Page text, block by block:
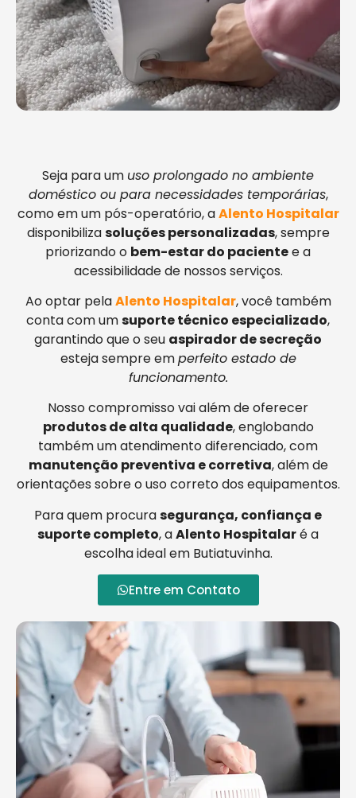
Seja para um uso prolongado no ambiente
doméstico ou para necessidades temporárias,
como em um pós-operatório, aAlento Hospitalar
disponibilizasoluções personalizadas, sempre
priorizando o bem-estar do pacientee a
acessibilidade de nossos serviços.
Ao optar pelaAlento Hospitalar, você também
conta com umsuporte técnico especializado,
garantindo que o seu aspirador de secreção
esteja sempre emperfeito estado de
funcionamento.
Nosso compromisso vai além de oferecer
produtos de alta qualidade, englobando
também um atendimento diferenciado, com
manutenção preventiva e corretiva, além de
orientações sobre o uso correto dos equipamentos.
Para quem procurasegurança, confiança e
suporte completo, aAlento Hospitalaré a
escolha ideal em Butiatuvinha.
Entre em Contato